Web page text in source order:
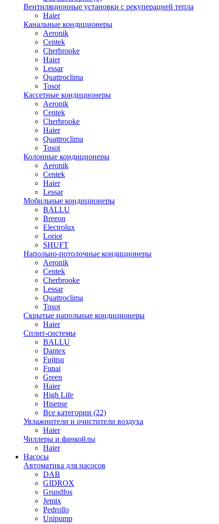
Вентиляционные установки с рекуперацией тепла
Haier
Канальные кондиционеры
Aeronik
Centek
Cherbrooke
Haier
Lessar
Quattroclima
Tosot
Кассетные кондиционеры
Aeronik
Centek
Cherbrooke
Haier
Quattroclima
Tosot
Колонные кондиционеры
Aeronik
Centek
Haier
Lessar
Мобильные кондиционеры
BALLU
Breeon
Electrolux
Loriot
SHUFT
Напольно-потолочные кондиционеры
Aeronik
Centek
Cherbrooke
Lessar
Quattroclima
Tosot
Скрытые напольные кондиционеры
Haier
Сплит-системы
BALLU
Dantex
Fujitsu
Funai
Green
Haier
High Life
Hisense
Все категории (22)
Увлажнители и очистители воздуха
Haier
Чиллеры и фанкойлы
Haier
Насосы
Автоматика для насосов
DAB
GIDROX
Grundfos
Jemix
Pedrollo
Unipump